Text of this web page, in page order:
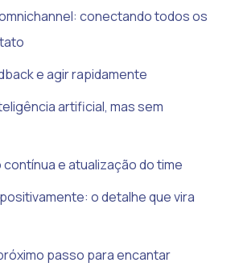
conectando todos os
e agir rapidamente
artificial, mas sem
e atualização do time
o detalhe que vira
passo para encantar